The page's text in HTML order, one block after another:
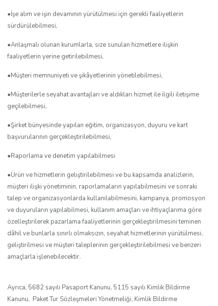
•İşe alım ve işin devamının yürütülmesi için gerekli faaliyetlerin
sürdürülebilmesi,
•Anlaşmalı olunan kurumlarla, size sunulan hizmetlere ilişkin
faaliyetlerin yerine getirilebilmesi,
•Müşteri memnuniyeti ve şikâyetlerinin yönetilebilmesi,
•Müşterilerle seyahat avantajları ve aldıkları hizmet ile ilgili iletişime
geçilebilmesi,
•Şirket bünyesinde yapılan eğitim, organizasyon, duyuru ve kart
başvurularının gerçekleştirilebilmesi,
•Raporlama ve denetim yapılabilmesi
•Ürün ve hizmetlerin geliştirilebilmesi ve bu kapsamda analizlerin,
müşteri ilişki yönetiminin, raporlamaların yapılabilmesini ve sonraki
talep ve organizasyonlarda kullanılabilmesini, kampanya, promosyon
ve duyuruların yapılabilmesi, kullanım amaçları ve ihtiyaçlarıma göre
özelleştirilerek pazarlama faaliyetlerinin gerçekleştirilmesini teminen
dâhil ve bunlarla sınırlı olmaksızın, seyahat hizmetlerinin yürütülmesi,
geliştirilmesi ve müşteri taleplerinin gerçekleştirilebilmesi ve benzeri
amaçlarla işlenebilecektir.
Ayrıca, 5682 sayılı Pasaport Kanunu, 5115 sayılı Kimlik Bildirme
Kanunu, Paket Tur Sözleşmeleri Yönetmeliği, Kimlik Bildirme